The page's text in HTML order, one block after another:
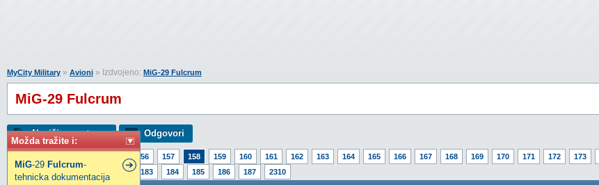
Možda tražite i:
MiG-29 Fulcrum-
tehnicka dokumentacija
MyCity Military » Avioni » Izdvojeno: MiG-29 Fulcrum
MiG-29 Fulcrum
Napiši novu temu Odgovori
156 157 158 159 160 161 162 163 164 165 166 167 168 169 170 171 172 173
178
179 181 182 183 184 185 186 187 2310